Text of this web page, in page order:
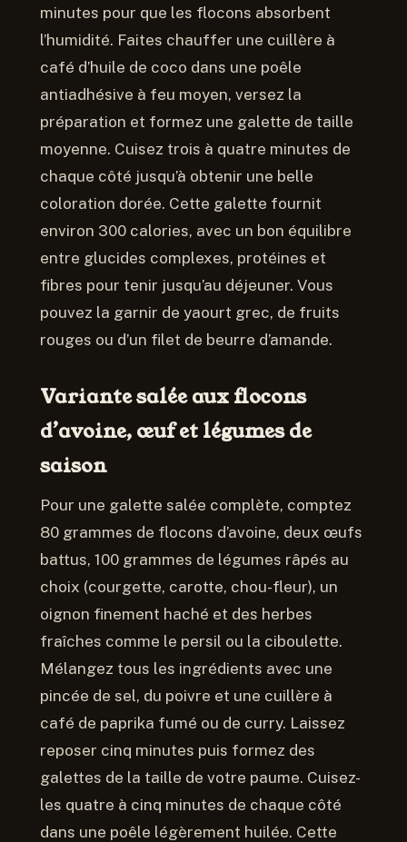
minutes pour que les flocons absorbent
l’humidité. Faites chauffer une cuillère à
café d’huile de coco dans une poêle
antiadhésive à feu moyen, versez la
préparation et formez une galette de taille
moyenne. Cuisez trois à quatre minutes de
chaque côté jusqu’à obtenir une belle
coloration dorée. Cette galette fournit
environ 300 calories, avec un bon équilibre
entre glucides complexes, protéines et
fibres pour tenir jusqu’au déjeuner. Vous
pouvez la garnir de yaourt grec, de fruits
rouges ou d’un filet de beurre d’amande.
Variante salée aux flocons
d’avoine, œuf et légumes de
saison
Pour une galette salée complète, comptez
80 grammes de flocons d’avoine, deux œufs
battus, 100 grammes de légumes râpés au
choix (courgette, carotte, chou-fleur), un
oignon finement haché et des herbes
fraîches comme le persil ou la ciboulette.
Mélangez tous les ingrédients avec une
pincée de sel, du poivre et une cuillère à
café de paprika fumé ou de curry. Laissez
reposer cinq minutes puis formez des
galettes de la taille de votre paume. Cuisez-
les quatre à cinq minutes de chaque côté
dans une poêle légèrement huilée. Cette